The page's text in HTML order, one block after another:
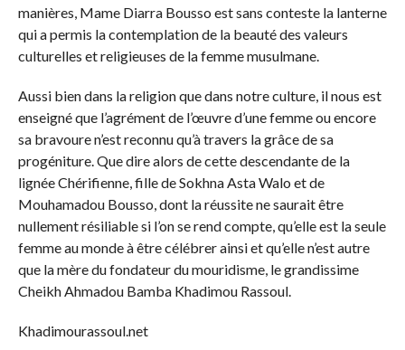
manières, Mame Diarra Bousso est sans conteste la lanterne
qui a permis la contemplation de la beauté des valeurs
culturelles et religieuses de la femme musulmane.
Aussi bien dans la religion que dans notre culture, il nous est
enseigné que l’agrément de l’œuvre d’une femme ou encore
sa bravoure n’est reconnu qu’à travers la grâce de sa
progéniture. Que dire alors de cette descendante de la
lignée Chérifienne, fille de Sokhna Asta Walo et de
Mouhamadou Bousso, dont la réussite ne saurait être
nullement résiliable si l’on se rend compte, qu’elle est la seule
femme au monde à être célébrer ainsi et qu’elle n’est autre
que la mère du fondateur du mouridisme, le grandissime
Cheikh Ahmadou Bamba Khadimou Rassoul.
Khadimourassoul.net